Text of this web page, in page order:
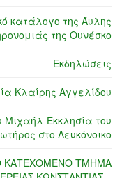
κατάλογο της Άυλης
της Ουνέσκο
Εκδηλώσεις
Κλαίρης Αγγελίδου
Εκκλησία του
στο Λευκόνοικο
ΚΑΤΕΧΟΜΕΝΟ ΤΜΗΜΑ